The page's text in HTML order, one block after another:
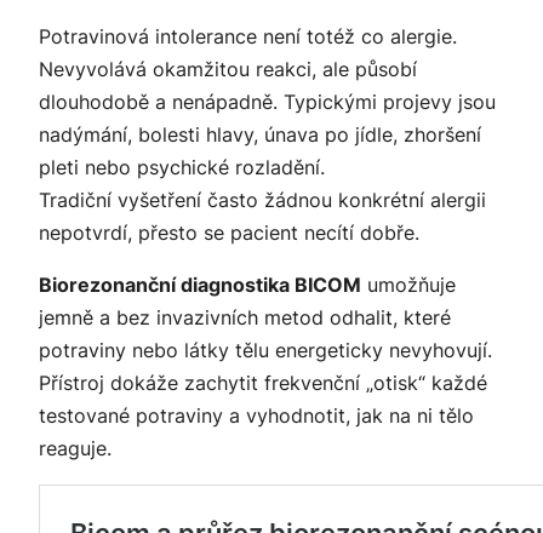
Potravinová intolerance není totéž co alergie.
Nevyvolává okamžitou reakci, ale působí
dlouhodobě a nenápadně. Typickými projevy jsou
nadýmání, bolesti hlavy, únava po jídle, zhoršení
pleti nebo psychické rozladění.
Tradiční vyšetření často žádnou konkrétní alergii
nepotvrdí, přesto se pacient necítí dobře.
Biorezonanční diagnostika BICOM umožňuje
jemně a bez invazivních metod odhalit, které
potraviny nebo látky tělu energeticky nevyhovují.
Přístroj dokáže zachytit frekvenční „otisk“ každé
testované potraviny a vyhodnotit, jak na ni tělo
reaguje.